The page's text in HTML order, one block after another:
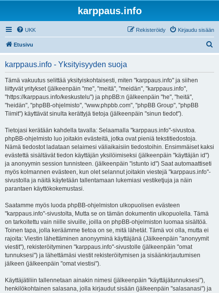
karppaus.info
UKK Kirjaudu sisään
Rekisteröidy
Etusivu
karppaus.info - Yksityisyyden suoja
Tämä vakuutus selittää yksityiskohtaisesti, miten "karppaus.info" ja siihen
liittyvät yritykset (jälkeenpäin "me", "meitä", "meidän", "karppaus.info",
"https://karppaus.info/keskustelu") ja phpBB:n (jälkeenpäin "he", "heitä",
"heidän", "phpBB-ohjelmisto", "www.phpbb.com", "phpBB Group", "phpBB
Tiimit") käyttävät sinulta kerättyjä tietoja (jälkeenpäin "sinun tiedot").
Tietojasi kerätään kahdella tavalla: Selaamalla "karppaus.info"-sivustoa.
phpBB-ohjelmisto luo joitakin evästeitä, jotka ovat pieniä tekstitiedostoja.
Nämä tiedostot ladataan selaimesi väliaikaisiin tiedostoihin. Ensimmäiset kaksi
evästettä sisältävät tiedon käyttäjän yksilöimiseksi (jälkeenpäin "käyttäjän id")
ja anonyymin session tunnisteen. (jälkeenpäin "istunto id") Saat automaattiseti
myös kolmannen evästeen, kun olet selannut joitakin viestejä "karppaus.info"-
sivustolla ja näitä käytetään tallentamaan lukemiasi vestiketjuja ja näin
parantaen käyttökokemustasi.
Saatamme myös luoda phpBB-ohjelmiston ulkopuolisen evästeen
"karppaus.info"-sivustolta, Mutta se on tämän dokumentin ulkopuolella. Tämä
on tarkoitettu vain niille sivuille, joilla on phpBB-ohjelmiston luomaa sisältöä.
Toinen tapa, jolla keräämme tietoa on se, mitä lähetät. Tämä voi olla, mutta ei
rajoita: Viestin lähettäminen anonyyminä käyttäjänä (Jälkeenpäin "anonyymit
viestit"), rekisteröityminen "karppaus.info"-sivustolle (jälkeenpäin "omat
tunnuksesi") ja lähettämäsi viestit rekisteröitymisen ja sisäänkirjautumisen
jälkeen (jälkeenpäin "omat viestisi").
Käyttäjätiliin tallennetaan ainakin nimesi (jälkeenpäin "käyttäjätunnuksesi"),
henkilökohtainen salasana, jolla kirjaudut sisään (jälkeenpäin "salasanasi") ja